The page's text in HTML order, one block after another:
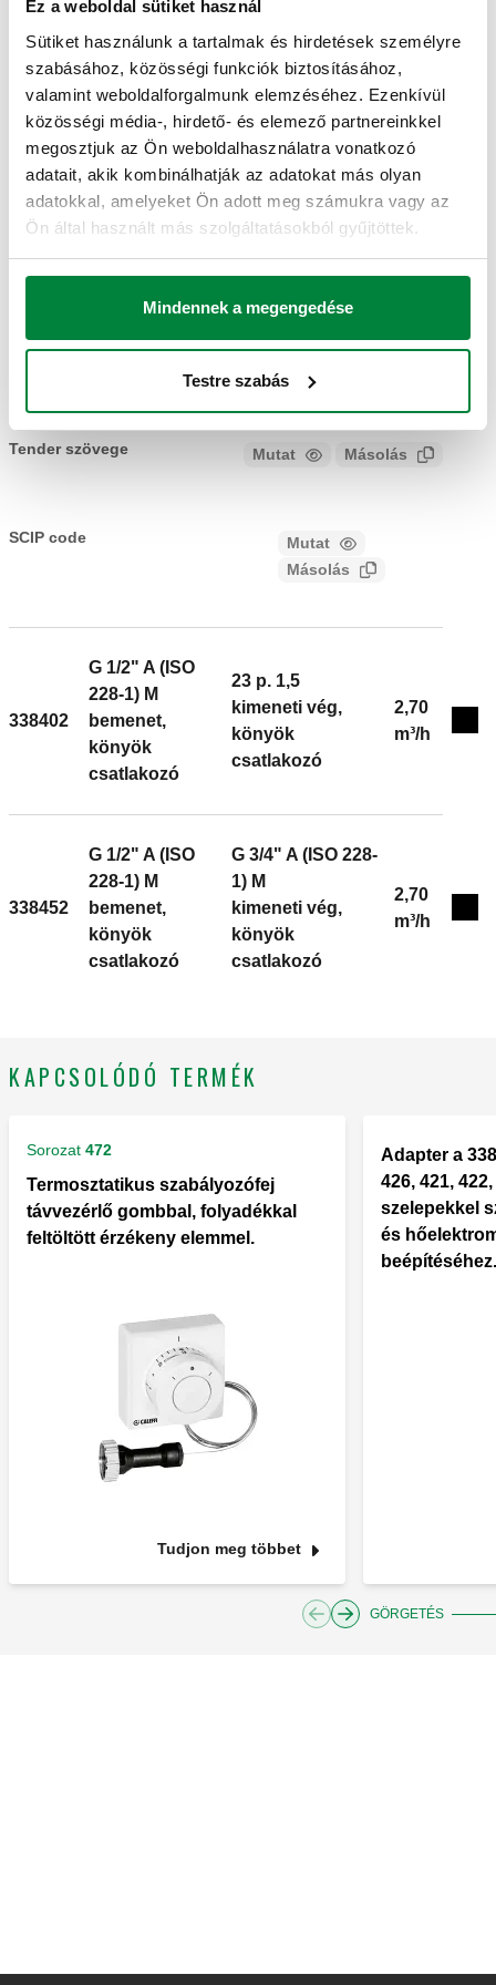
Ez a weboldal sütiket használ
Sütiket használunk a tartalmak és hirdetések személyre
szabásához, közösségi funkciók biztosításához,
valamint weboldalforgalmunk elemzéséhez. Ezenkívül
közösségi média-, hirdető- és elemező partnereinkkel
megosztjuk az Ön weboldalhasználatra vonatkozó
adatait, akik kombinálhatják az adatokat más olyan
adatokkal, amelyeket Ön adott meg számukra vagy az
Ön által használt más szolgáltatásokból gyűjtöttek.
Mindennek a megengedése
Testre szabás
Csővezeték
338302
G 3/8" A (ISO
228-1) M
bemenet,
könyök
csatlakozó
23 p. 1,5
kimeneti vég,
könyök
csatlakozó
2,22
m³/h
3D modellek
BIM
Tender szövege Mutat Másolás
termoelektronikus szabályzófejekhez kialakított,
átalakítható radiátor szelep. Döntött változat.
szerelvényekhez való csatlakozás. Maximális
működési nyomás: 10 bar. Közeg hőmérséklet
tartomány: 5–100 °C. Kivitel: króm. Kv: 2,22 m³/h.
Anyagok: sárgaréz.
SCIP code
Mutat
Másolás
338402
G 1/2" A (ISO
228-1) M
bemenet,
könyök
csatlakozó
23 p. 1,5
kimeneti vég,
könyök
csatlakozó
2,70
m³/h
338452
G 1/2" A (ISO
228-1) M
bemenet,
könyök
csatlakozó
G 3/4" A (ISO 228-
1) M
kimeneti vég,
könyök
csatlakozó
2,70
m³/h
KAPCSOLÓDÓ TERMÉK
Sorozat 472
Termosztatikus szabályozófej
távvezérlő gombbal, folyadékkal
feltöltött érzékeny elemmel.
Tudjon meg többet
Adapter a
426, 421,
szelepekkel
és
beépítéséhez.
GÖRGETÉS